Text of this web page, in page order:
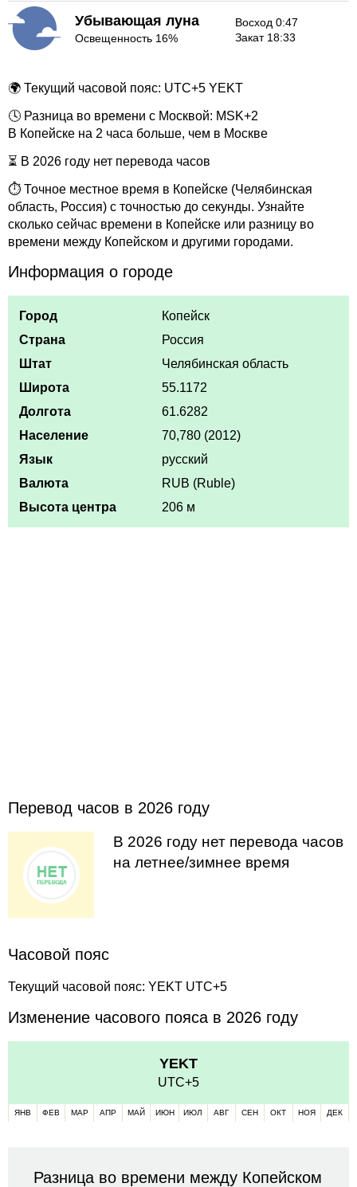
Убывающая луна
Освещенность 16%
Восход 0:47
Закат 18:33
🌍 Текущий часовой пояс: UTC+5 YEKT
🕓 Разница во времени с Москвой: MSK+2
В Копейске на 2 часа больше, чем в Москве
⏳ В 2026 году нет перевода часов
⏱ Точное местное время в Копейске (Челябинская
область, Россия) с точностью до секунды. Узнайте
сколько сейчас времени в Копейске или разницу во
времени между Копейском и другими городами.
Информация о городе
Город
Копейск
Страна
Россия
Штат
Челябинская область
Широта
55.1172
Долгота
61.6282
Население
70,780 (2012)
Язык
русский
Валюта
RUB (Ruble)
Высота центра
206 м
Перевод часов в 2026 году
В 2026 году нет перевода часов
на летнее/зимнее время
Часовой пояс
Текущий часовой пояс: YEKT UTC+5
Изменение часового пояса в 2026 году
YEKT
UTC+5
ЯНВ ФЕВ МАР АПР МАЙ ИЮН ИЮЛ АВГ СЕН ОКТ НОЯ ДЕК
Разница во времени между Копейском